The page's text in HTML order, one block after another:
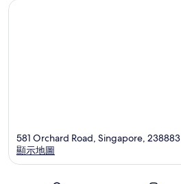
581 Orchard Road, Singapore, 238883
顯示地圖